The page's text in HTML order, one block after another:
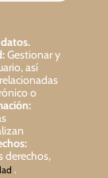
Gestionar y
así
o
derechos,
.